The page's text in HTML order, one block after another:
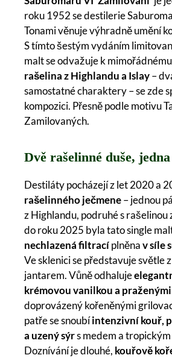
roku 1952 se destilerie
Tonami věnuje výhradně umění
S tímto šestým vydáním
malt se odvažuje k
rašelina z Highlandu a Islay–
samostatné charaktery – se zde
kompozici. Přesně podle motivu
Zamilovaných.
Dvě rašelinné duše,
Destiláty pocházejí z let 2020 a
rašelinného ječmene– jednou
z Highlandu, podruhé s rašelinou
do roku 2025 byla tato single
nechlazená filtracíplněnav síle
Ve sklenici se představuje světle
jantarem. Vůně odhaluje
krémovou vanilkou a
doprovázený kořeněnými
patře se snoubíintenzivní kouř,
a uzený sýrs medem a
Doznívání je dlouhé, kouřově